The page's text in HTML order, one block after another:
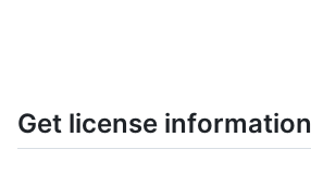
Get license information